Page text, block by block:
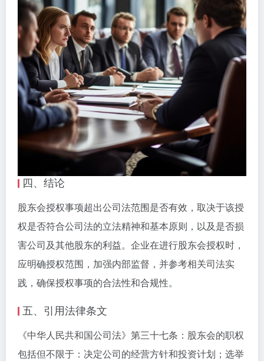
四、结论
股东会授权事项超出公司法范围是否有效，取决于该授
权是否符合公司法的立法精神和基本原则，以及是否损
害公司及其他股东的利益。企业在进行股东会授权时，
应明确授权范围，加强内部监督，并参考相关司法实
践，确保授权事项的合法性和合规性。
五、引用法律条文
《中华人民共和国公司法》第三十七条：股东会的职权
包括但不限于：决定公司的经营方针和投资计划；选举